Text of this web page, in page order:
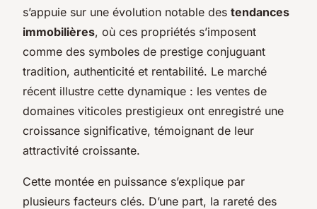
s’appuie sur une évolution notable des tendances
immobilières, où ces propriétés s’imposent
comme des symboles de prestige conjuguant
tradition, authenticité et rentabilité. Le marché
récent illustre cette dynamique : les ventes de
domaines viticoles prestigieux ont enregistré une
croissance significative, témoignant de leur
attractivité croissante.
Cette montée en puissance s’explique par
plusieurs facteurs clés. D’une part, la rareté des